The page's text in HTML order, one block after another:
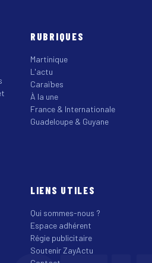
RUBRIQUES
Martinique
L'actu
Caraïbes
À la une
France & Internationale
Guadeloupe & Guyane
LIENS UTILES
Qui sommes-nous ?
Espace adhérent
Régie publicitaire
Soutenir ZayActu